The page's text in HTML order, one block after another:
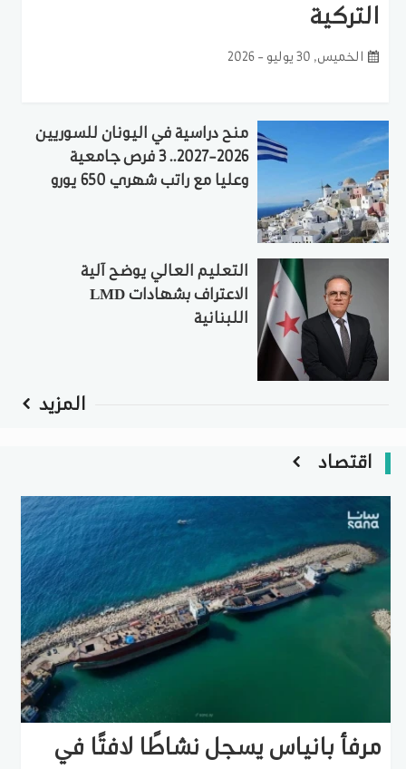
التركية
الخميس, 30 يوليو - 2026
منح دراسية في اليونان للسوريين
2026-2027.. 3 فرص جامعية
وعليا مع راتب شهري 650 يورو
التعليم العالي يوضح آلية
الاعتراف بشهادات LMD
اللبنانية
المزيد
اقتصاد
مرفأ بانياس يسجل نشاطًا لافتًا في